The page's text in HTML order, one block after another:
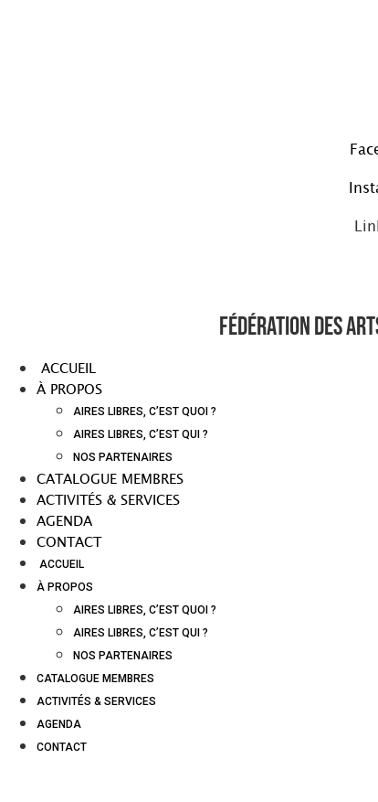
Fédération des
ACCUEIL
À PROPOS
AIRES LIBRES, C’EST QUOI ?
AIRES LIBRES, C’EST QUI ?
NOS PARTENAIRES
CATALOGUE MEMBRES
ACTIVITÉS & SERVICES
AGENDA
CONTACT
ACCUEIL
À PROPOS
AIRES LIBRES, C’EST QUOI ?
AIRES LIBRES, C’EST QUI ?
NOS PARTENAIRES
CATALOGUE MEMBRES
ACTIVITÉS & SERVICES
AGENDA
CONTACT